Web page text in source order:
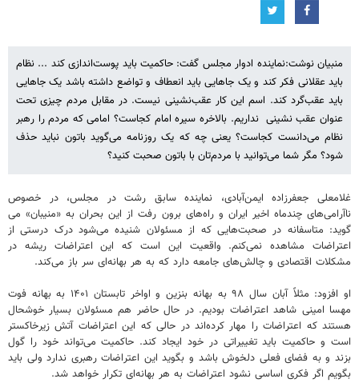
منبیان نوشت:نماینده ادوار مجلس گفت: حاکمیت باید پوست‌اندازی کند ... نظام
باید عقلانی فکر کند و یک جاهایی باید انعطاف و تواضع داشته باشد یک جاهایی
باید عقب‌گرد کند. اسم این کار عقب‌نشینی نیست. در مقابل مردم چیزی تحت
عنوان عقب‌ نشینی نداریم. بالاخره سیره امام کجاست؟ امامی که مردم را رهبر
نظام می‌دانست کجاست؟ یعنی چه که یک روزنامه می‌گوید باتون نباید حذف
شود؟ مگر شما می‌توانید با مردم‌تان با باتون صحبت کنید؟
غلامعلی جعفرزاده‌ ایمن‌آبادی، نماینده سابق رشت در مجلس، در خصوص
ناآرامی‌های چندماه اخیر ایران و راه‌های‌ برون‌ رفت از این بحران به «منیبان» می
گوید: متاسفانه در صحبت‌هایی که از مسئولان شنیده می‌شود درک درستی از
اعتراضات مشاهده نمی‌کنم. واقعیت این است که این اعتراضات ریشه در
مشکلات اقتصادی و چالش‌های جامعه دارد که به هر بهانه‌ای سر باز می‌کند.
او افزود: مثلاً آبان سال ۹۸ به بهانه بنزین و اواخر تابستان ۱۴۰۱ به بهانه فوت
مهسا امینی شاهد اعتراضات بودیم. در حال حاضر هم مسئولان بسیار خوشحال
هستند که اعتراضات را مهار کرده‌اند در حالی که این اعتراضات آتش زیرخاکستر
است و حاکمیت باید تغییراتی در خود ایجاد کند. حاکمیت می‌تواند خود را گول
بزند و به فضای فعلی دلخوش باشد و بگوید این اعتراضات رهبری ندارد ولی باید
بگویم اگر فکری اساسی نشود اعتراضات به هر بهانه‌ای تکرار خواهد شد.